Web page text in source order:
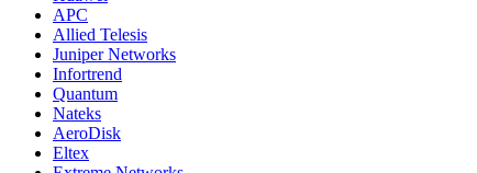
APC
Allied Telesis
Juniper Networks
Infortrend
Quantum
Nateks
AeroDisk
Eltex